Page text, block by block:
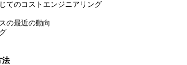
てのコストエンジニアリング
の最近の動向
法